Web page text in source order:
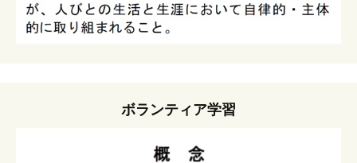
ボランティア学習